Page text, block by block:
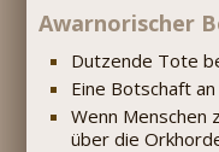
Awarnorischer
Dutzende Tote
Eine Botschaft
Wenn Menschen
über die